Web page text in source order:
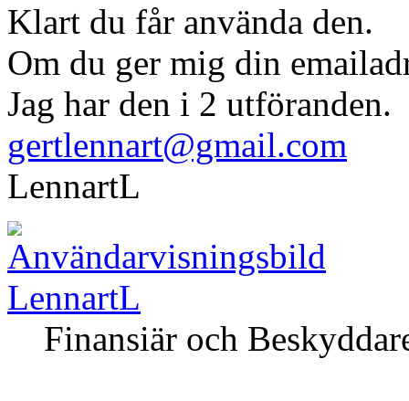
Klart du får använda den.
Om du ger mig din
Jag har den i 2 utföranden.
gertlennart@gmail.com
LennartL
LennartL
Finansiär och